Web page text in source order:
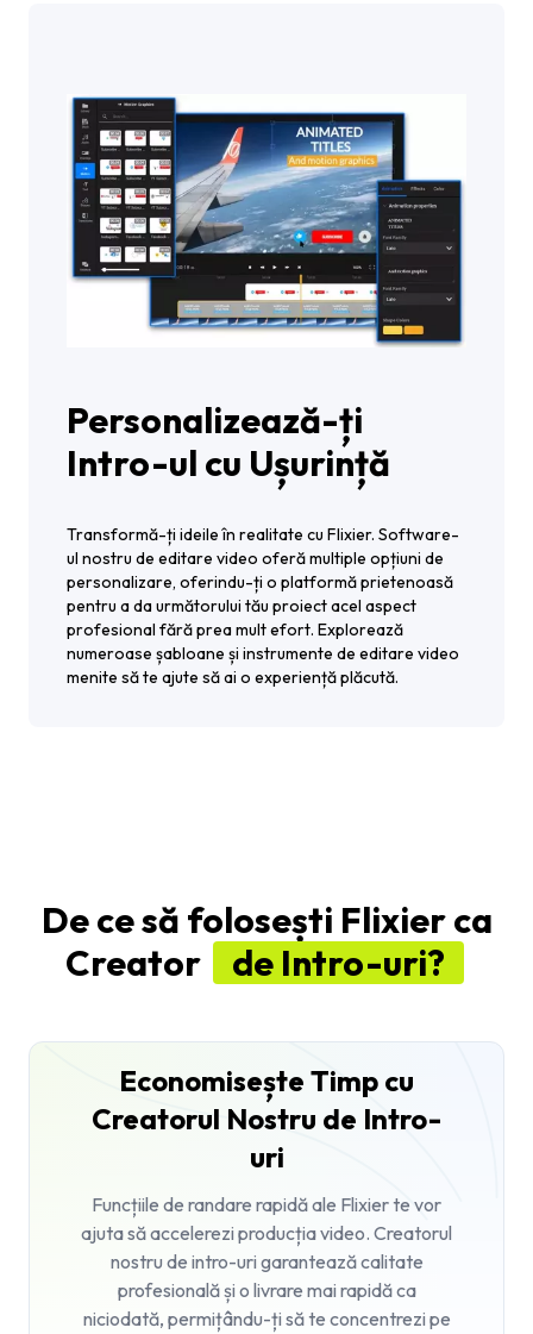
Personalizează-ți
Intro-ul cu Ușurință
Transformă-ți ideile în realitate cu Flixier. Software-
ul nostru de editare video oferă multiple opțiuni de
personalizare, oferindu-ți o platformă prietenoasă
pentru a da următorului tău proiect acel aspect
profesional fără prea mult efort. Explorează
numeroase șabloane și instrumente de editare video
menite să te ajute să ai o experiență plăcută.
De ce să folosești Flixier ca
Creator
de Intro-uri?
Economisește Timp cu
Creatorul Nostru de Intro-
uri
Funcțiile de randare rapidă ale Flixier te vor
ajuta să accelerezi producția video. Creatorul
nostru de intro-uri garantează calitate
profesională și o livrare mai rapidă ca
niciodată, permițându-ți să te concentrezi pe